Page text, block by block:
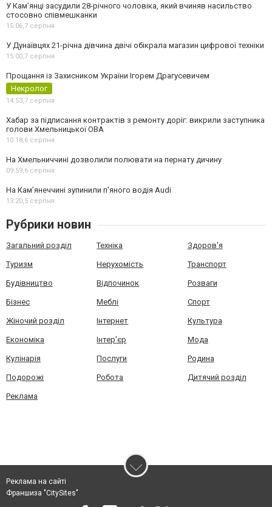
У Камʼянці засудили 28-річного чоловіка, який вчиняв насильство
стосовно співмешканки
15:06,7 серпня
У Дунаївцях 21-річна дівчина двічі обікрала магазин цифрової техніки
15:00,7 серпня
Прощання із Захисником України Ігорем Драгусевичем
Некролог
14:53,7 серпня
Хабар за підписання контрактів з ремонту доріг: викрили заступника
голови Хмельницької ОВА
10:18,6 серпня
На Хмельниччині дозволили полювати на пернату дичину
09:59,6 серпня
На Камʼянеччині зупинили п'яного водія Audi
13:20,5 серпня
Рубрики новин
Загальний розділ Техніка Здоров'я
Туризм Нерухомість Транспорт
Будівництво Відпочинок Розваги
Бізнес Меблі Спорт
Жіночий розділ Інтернет Культура
Економіка Інтер'єр Мода
Кулінарія Послуги Родина
Подорожі Робота Дитячий розділ
Реклама
Реклама на сайті
Франшиза "CitySites"